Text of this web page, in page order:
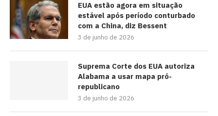
EUA estão agora em situação
estável após período conturbado
com a China, diz Bessent
3 de junho de 2026
Suprema Corte dos EUA autoriza
Alabama a usar mapa pró-
republicano
3 de junho de 2026